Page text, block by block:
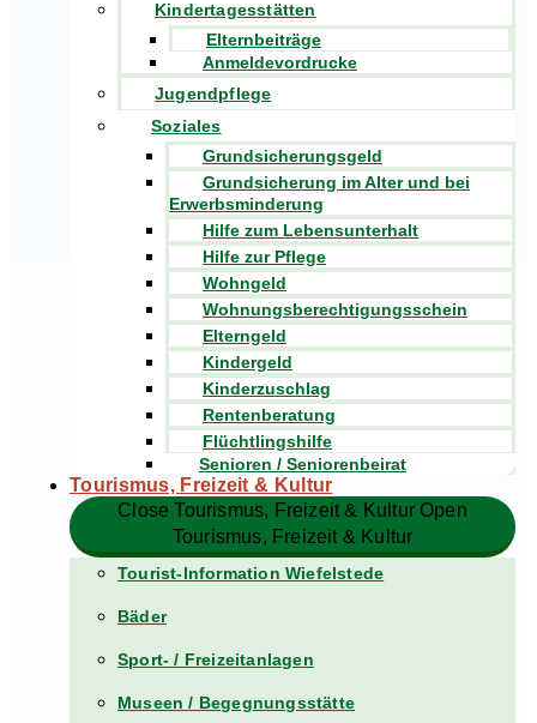
Kindertagesstätten
Elternbeiträge
Anmeldevordrucke
Jugendpflege
Soziales
Grundsicherungsgeld
Grundsicherung im Alter und bei
Erwerbsminderung
Hilfe zum Lebensunterhalt
Hilfe zur Pflege
Wohngeld
Wohnungsberechtigungsschein
Elterngeld
Kindergeld
Kinderzuschlag
Rentenberatung
Flüchtlingshilfe
Senioren / Seniorenbeirat
Tourismus, Freizeit & Kultur
Close Tourismus, Freizeit & Kultur Open
Tourismus, Freizeit & Kultur
Tourist-Information Wiefelstede
Bäder
Sport- / Freizeitanlagen
Museen / Begegnungsstätte